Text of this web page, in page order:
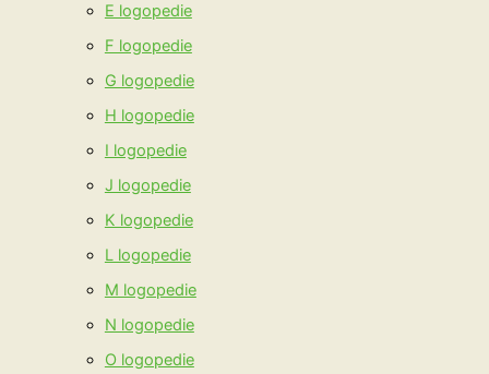
E logopedie
F logopedie
G logopedie
H logopedie
I logopedie
J logopedie
K logopedie
L logopedie
M logopedie
N logopedie
O logopedie